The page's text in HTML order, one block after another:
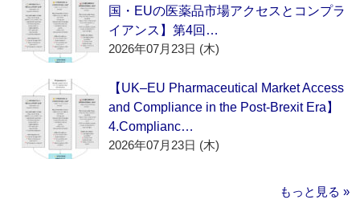
国・EUの医薬品市場アクセスとコンプラ
イアンス】第4回…
2026年07月23日 (木)
【UK–EU Pharmaceutical Market Access
and Compliance in the Post-Brexit Era】
4.Complianc…
2026年07月23日 (木)
もっと見る »